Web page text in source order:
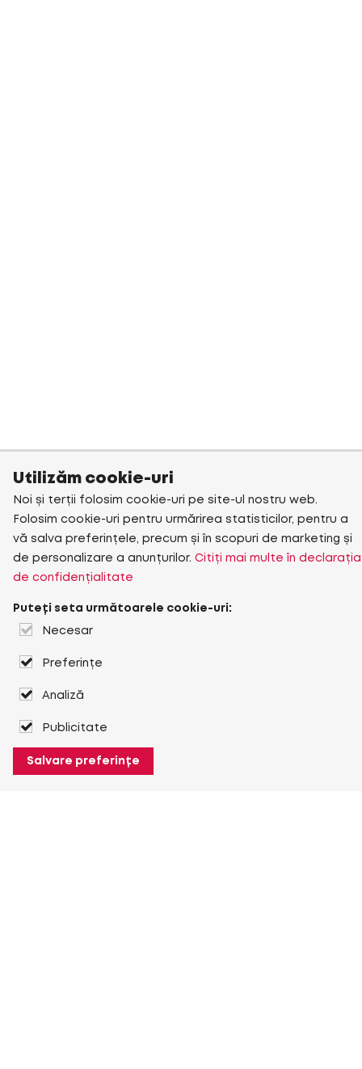
Utilizăm cookie-uri
Noi și terții folosim cookie-uri pe site-ul nostru web.
Folosim cookie-uri pentru urmărirea statisticilor, pentru a
vă salva preferințele, precum și în scopuri de marketing și
de personalizare a anunțurilor. Citiți mai multe în declarația
de confidențialitate
Puteți seta următoarele cookie-uri:
Necesar
Preferințe
Analiză
Publicitate
Salvare preferințe